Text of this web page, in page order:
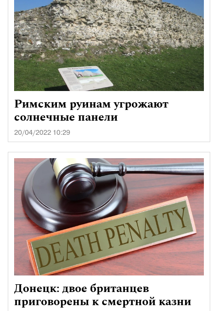
Римским руинам угрожают
солнечные панели
20/04/2022 10:29
Донецк: двое британцев
приговорены к смертной казни